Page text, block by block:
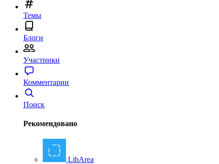
Темы
Блоги
Участники
Комментарии
Поиск
Рекомендовано
LibArea